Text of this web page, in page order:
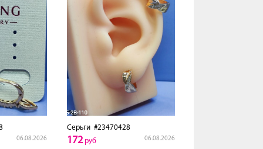
06.08.2026
Серьги #23470428
06.08.2026
172руб